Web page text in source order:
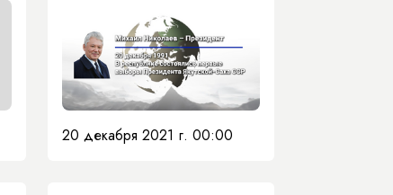
20 декабря 2021 г. 00:00